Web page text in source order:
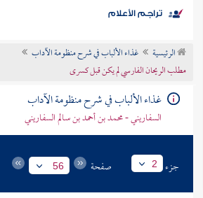
موضوعي
تراجم الأعلام
الرئيسية
غذاء الألباب في شرح منظومة الآداب
مطلب الريحان الفارسي لم يكن قبل كسرى
غذاء الألباب في شرح منظومة الآداب
السفاريني - محمد بن أحمد بن سالم السفاريني
جزء 2 صفحة 56